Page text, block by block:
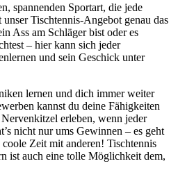
spannenden Sportart, die jede
Tischtennis-Angebot genau das
Ass am Schläger bist oder es
– hier kann sich jeder
und sein Geschick unter
lernen und dich immer weiter
kannst du deine Fähigkeiten
erleben, wenn jeder
nicht nur ums Gewinnen – es geht
Zeit mit anderen! Tischtennis
ist auch eine tolle Möglichkeit dem,